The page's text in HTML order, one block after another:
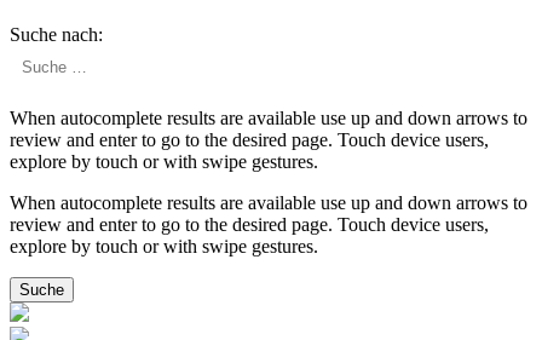
Suche nach:
When autocomplete results are available use up and down arrows to
review and enter to go to the desired page. Touch device users,
explore by touch or with swipe gestures.
When autocomplete results are available use up and down arrows to
review and enter to go to the desired page. Touch device users,
explore by touch or with swipe gestures.